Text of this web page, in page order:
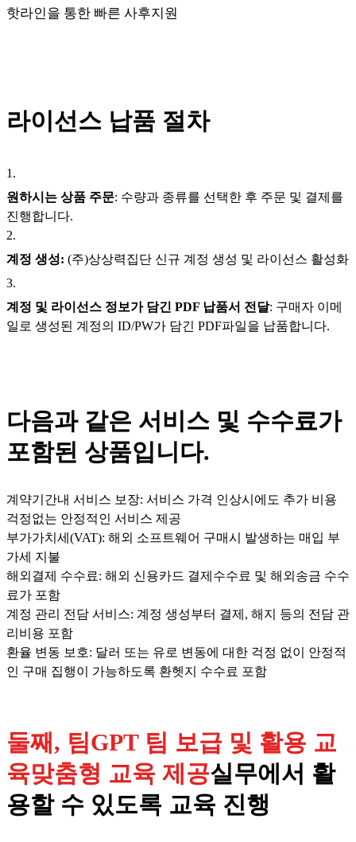
핫라인을 통한 빠른 사후지원
라이선스 납품 절차
1 .
원하시는 상품 주문: 수량과 종류를 선택한 후 주문 및 결제를
진행합니다.
2.
계정 생성: (주)상상력집단 신규 계정 생성 및 라이선스 활성화
3.
계정 및 라이선스 정보가 담긴 PDF 납품서 전달: 구매자 이메
일로 생성된 계정의 ID/PW가 담긴 PDF파일을 납품합니다.
다음과 같은 서비스 및 수수료가
포함된 상품입니다.
계약기간내 서비스 보장: 서비스 가격 인상시에도 추가 비용
걱정없는 안정적인 서비스 제공
부가가치세(VAT): 해외 소프트웨어 구매시 발생하는 매입 부
가세 지불
해외결제 수수료: 해외 신용카드 결제수수료 및 해외송금 수수
료가 포함
계정 관리 전담 서비스: 계정 생성부터 결제, 해지 등의 전담 관
리비용 포함
환율 변동 보호: 달러 또는 유로 변동에 대한 걱정 없이 안정적
인 구매 집행이 가능하도록 환헷지 수수료 포함
둘째, 팀GPT 팀 보급 및 활용 교
육맞춤형 교육 제공실무에서 활
용할 수 있도록 교육 진행